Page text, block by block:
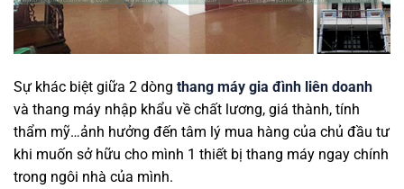
Sự khác biệt giữa 2 dòng thang máy gia đình liên doanh
và thang máy nhập khẩu về chất lương, giá thành, tính
thẩm mỹ…ảnh hưởng đến tâm lý mua hàng của chủ đầu tư
khi muốn sở hữu cho mình 1 thiết bị thang máy ngay chính
trong ngôi nhà của mình.